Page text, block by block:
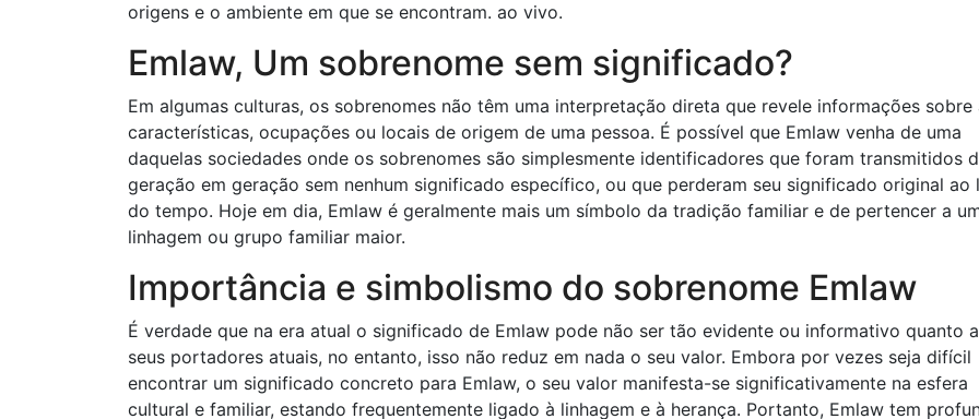
origens e o ambiente em que se encontram. ao vivo.
Emlaw, Um sobrenome sem significado?
Em algumas culturas, os sobrenomes não têm uma interpretação direta que revele informações sobre
características, ocupações ou locais de origem de uma pessoa. É possível que Emlaw venha de uma
daquelas sociedades onde os sobrenomes são simplesmente identificadores que foram transmitidos
geração em geração sem nenhum significado específico, ou que perderam seu significado original ao
do tempo. Hoje em dia, Emlaw é geralmente mais um símbolo da tradição familiar e de pertencer a
linhagem ou grupo familiar maior.
Importância e simbolismo do sobrenome Emlaw
É verdade que na era atual o significado de Emlaw pode não ser tão evidente ou informativo quanto
seus portadores atuais, no entanto, isso não reduz em nada o seu valor. Embora por vezes seja difícil
encontrar um significado concreto para Emlaw, o seu valor manifesta-se significativamente na esfera
cultural e familiar, estando frequentemente ligado à linhagem e à herança. Portanto, Emlaw tem